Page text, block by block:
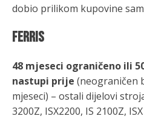
dobio prilikom kupovine
FERRIS
48 mjeseci ograničeno ili
nastupi prije (neograničen
mjeseci) – ostali dijelovi
3200Z, ISX2200, IS 2100Z,